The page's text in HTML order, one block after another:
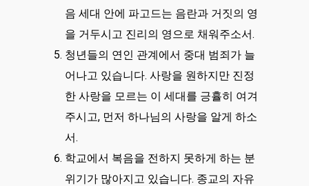
음 세대 안에 파고드는 음란과 거짓의 영
을 거두시고 진리의 영으로 채워주소서.
청년들의 연인 관계에서 중대 범죄가 늘
어나고 있습니다. 사랑을 원하지만 진정
한 사랑을 모르는 이 세대를 긍휼히 여겨
주시고, 먼저 하나님의 사랑을 알게 하소
서.
학교에서 복음을 전하지 못하게 하는 분
위기가 많아지고 있습니다. 종교의 자유